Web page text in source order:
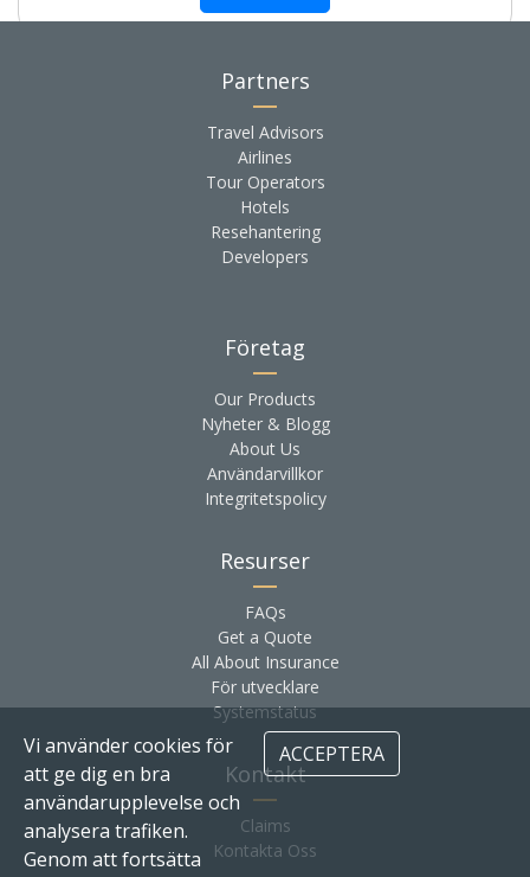
Partners
Travel Advisors
Airlines
Tour Operators
Hotels
Resehantering
Developers
Företag
Our Products
Nyheter & Blogg
About Us
Användarvillkor
Integritetspolicy
Resurser
FAQs
Get a Quote
All About Insurance
För utvecklare
Systemstatus
Kontakt
Claims
Kontakta Oss
Vi använder cookies för
att ge dig en bra
användarupplevelse och
analysera trafiken.
Genom att fortsätta
ACCEPTERA